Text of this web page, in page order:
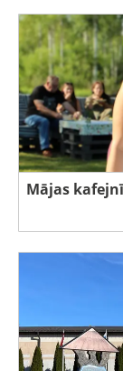
Mājas